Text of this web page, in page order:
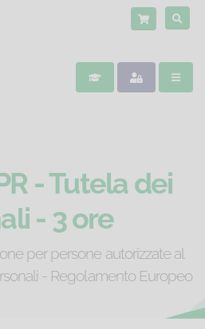
- Tutela dei
- 3 ore
per persone autorizzate al
- Regolamento Europeo